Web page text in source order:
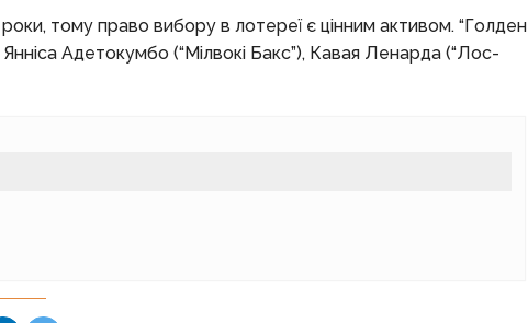
тому право вибору в лотереї є цінним активом. “Голден
Адетокумбо (“Мілвокі Бакс”), Кавая Ленарда (“Лос-